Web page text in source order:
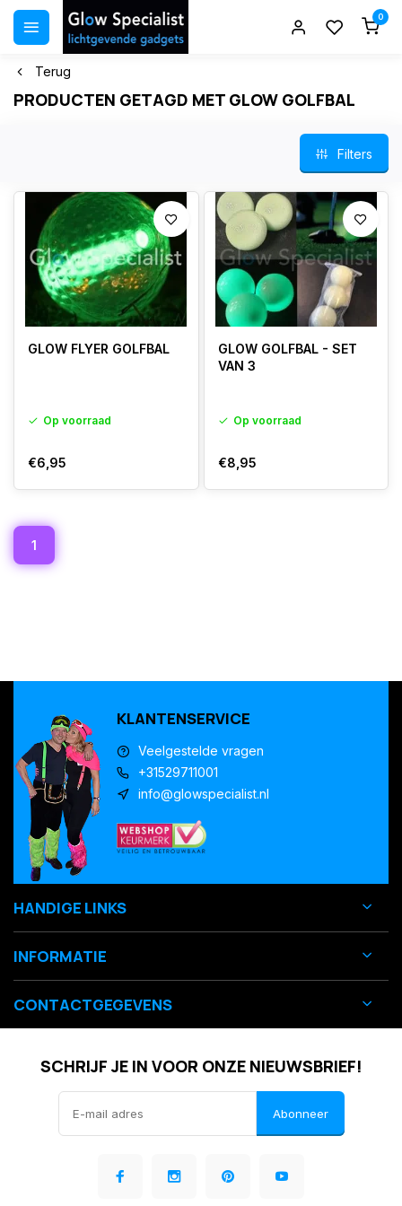
0
Terug
PRODUCTEN GETAGD MET GLOW GOLFBAL
Filters
GLOW FLYER GOLFBAL
Op voorraad
€6,95
GLOW GOLFBAL - SET
VAN 3
Op voorraad
€8,95
1
KLANTENSERVICE
Veelgestelde vragen
+31529711001
info@glowspecialist.nl
HANDIGE LINKS
INFORMATIE
CONTACTGEGEVENS
SCHRIJF JE IN VOOR ONZE NIEUWSBRIEF!
Abonneer